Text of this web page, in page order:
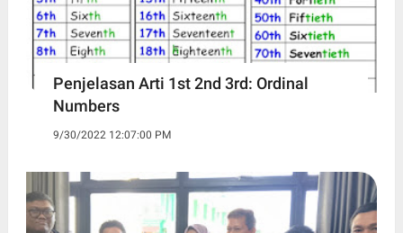
Penjelasan Arti 1st 2nd 3rd: Ordinal
Numbers
9/30/2022 12:07:00 PM